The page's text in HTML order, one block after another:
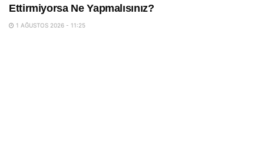
Ettirmiyorsa Ne Yapmalısınız?
1 AĞUSTOS 2026 - 11:25